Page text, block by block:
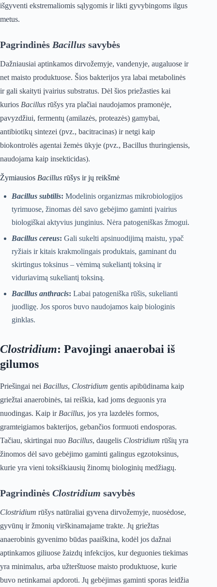
išgyventi ekstremaliomis sąlygomis ir likti gyvybingoms ilgus
metus.
Pagrindinės Bacillus savybės
Dažniausiai aptinkamos dirvožemyje, vandenyje, augaluose ir
net maisto produktuose. Šios bakterijos yra labai metabolinės
ir gali skaityti įvairius substratus. Dėl šios priežasties kai
kurios Bacillus rūšys yra plačiai naudojamos pramonėje,
pavyzdžiui, fermentų (amilazės, proteazės) gamybai,
antibiotikų sintezei (pvz., bacitracinas) ir netgi kaip
biokontrolės agentai žemės ūkyje (pvz., Bacillus thuringiensis,
naudojama kaip insekticidas).
Žymiausios Bacillus rūšys ir jų reikšmė
Bacillus subtilis: Modelinis organizmas mikrobiologijos
tyrimuose, žinomas dėl savo gebėjimo gaminti įvairius
biologiškai aktyvius junginius. Nėra patogeniškas žmogui.
Bacillus cereus: Gali sukelti apsinuodijimą maistu, ypač
ryžiais ir kitais krakmolingais produktais, gaminant du
skirtingus toksinus – vėmimą sukeliantį toksiną ir
viduriavimą sukeliantį toksiną.
Bacillus anthracis: Labai patogeniška rūšis, sukelianti
juodligę. Jos sporos buvo naudojamos kaip biologinis
ginklas.
Clostridium: Pavojingi anaerobai iš
gilumos
Priešingai nei Bacillus, Clostridium gentis apibūdinama kaip
griežtai anaerobinės, tai reiškia, kad joms deguonis yra
nuodingas. Kaip ir Bacillus, jos yra lazdelės formos,
gramteigiamos bakterijos, gebančios formuoti endosporas.
Tačiau, skirtingai nuo Bacillus, daugelis Clostridium rūšių yra
žinomos dėl savo gebėjimo gaminti galingus egzotoksinus,
kurie yra vieni toksiškiausių žinomų biologinių medžiagų.
Pagrindinės Clostridium savybės
Clostridium rūšys natūraliai gyvena dirvožemyje, nuosėdose,
gyvūnų ir žmonių virškinamajame trakte. Jų griežtas
anaerobinis gyvenimo būdas paaiškina, kodėl jos dažnai
aptinkamos giliuose žaizdų infekcijos, kur deguonies tiekimas
yra minimalus, arba užterštuose maisto produktuose, kurie
buvo netinkamai apdoroti. Jų gebėjimas gaminti sporas leidžia